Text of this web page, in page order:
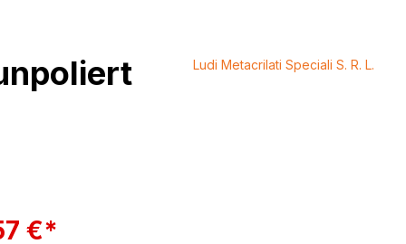
Ludi Metacrilati Speciali S. R. L.
€*